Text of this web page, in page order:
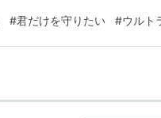
#君だけを守りたい #ウルト